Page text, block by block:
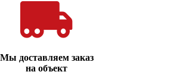
Мы доставляем заказ
на объект